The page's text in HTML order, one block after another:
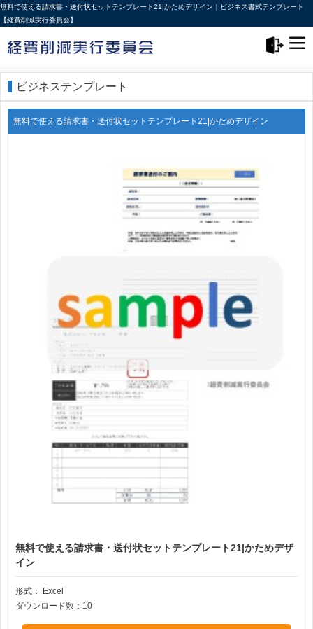
無料で使える請求書・送付状セットテンプレート21|かためデザイン｜ビジネス書式テンプレート
【経費削減実行委員会】
ビジネステンプレート
無料で使える請求書・送付状セットテンプレート21|かためデザイン
無料で使える請求書・送付状セットテンプレート21|かためデザ
イン
形式：
Excel
ダウンロード数：10